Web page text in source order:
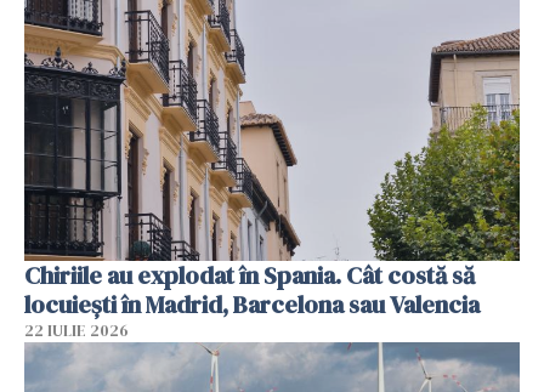
Chiriile au explodat în Spania. Cât costă să
locuiești în Madrid, Barcelona sau Valencia
22 IULIE 2026